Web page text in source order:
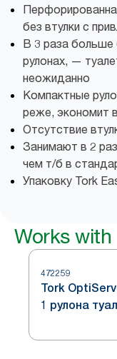
без втулки с
В 3 раза больше
рулонах, —
неожиданно
Компактные
реже, экономит
Отсутствие
Занимают в 2
чем т/б в
Упаковку Tork
Works with
472259
Tork
1 рулона